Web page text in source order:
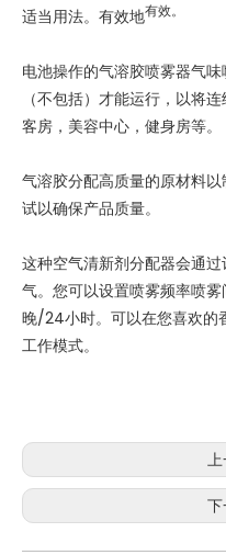
适当用法。有效地有效。
电池操作的气溶胶喷雾器气
（不包括）才能运行，以将
客房，美容中心，健身房等。
气溶胶分配高质量的原材料
试以确保产品质量。
这种空气清新剂分配器会通
气。您可以设置喷雾频率喷
晚/24小时。可以在您喜欢的
工作模式。
上
下